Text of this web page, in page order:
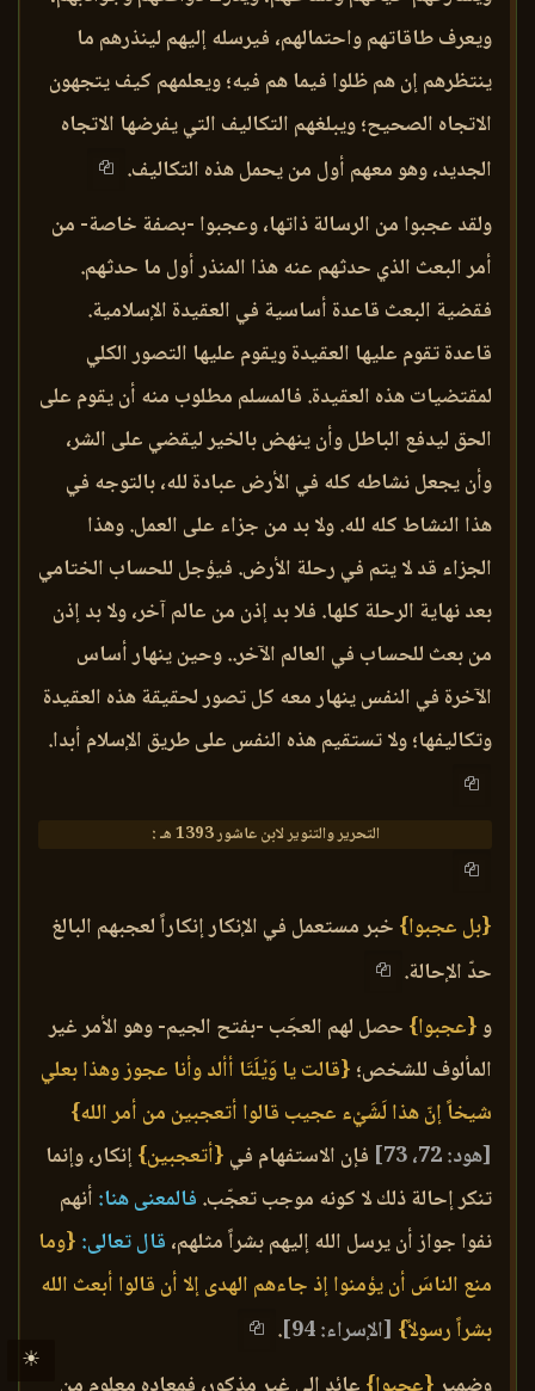
ويعرف طاقاتهم واحتمالهم، فيرسله إليهم لينذرهم ما
ينتظرهم إن هم ظلوا فيما هم فيه؛ ويعلمهم كيف يتجهون
الاتجاه الصحيح؛ ويبلغهم التكاليف التي يفرضها الاتجاه
الجديد، وهو معهم أول من يحمل هذه التكاليف.
ولقد عجبوا من الرسالة ذاتها، وعجبوا -بصفة خاصة- من
أمر البعث الذي حدثهم عنه هذا المنذر أول ما حدثهم.
فقضية البعث قاعدة أساسية في العقيدة الإسلامية.
قاعدة تقوم عليها العقيدة ويقوم عليها التصور الكلي
لمقتضيات هذه العقيدة. فالمسلم مطلوب منه أن يقوم على
الحق ليدفع الباطل وأن ينهض بالخير ليقضي على الشر،
وأن يجعل نشاطه كله في الأرض عبادة لله، بالتوجه في
هذا النشاط كله لله. ولا بد من جزاء على العمل. وهذا
الجزاء قد لا يتم في رحلة الأرض. فيؤجل للحساب الختامي
بعد نهاية الرحلة كلها. فلا بد إذن من عالم آخر، ولا بد إذن
من بعث للحساب في العالم الآخر.. وحين ينهار أساس
الآخرة في النفس ينهار معه كل تصور لحقيقة هذه العقيدة
وتكاليفها؛ ولا تستقيم هذه النفس على طريق الإسلام أبدا.
التحرير والتنوير لابن عاشور 1393 هـ :
{بل عجبوا} خبر مستعمل في الإنكار إنكاراً لعجبهم البالغ
حدّ الإحالة.
و{عجبوا} حصل لهم العجَب -بفتح الجيم- وهو الأمر غير
المألوف للشخص؛ {قالت يا وَيْلَتَا أألد وأنا عجوز وهذا بعلي
شيخاً إنّ هذا لَشَيْء عجيب قالوا أتعجبين من أمر الله}
[هود: 72، 73]
فإن الاستفهام في {أتعجبين}إنكار، وإنما
تنكر إحالة ذلك لا كونه موجب تعجّب. فالمعنى هنا: أنهم
نفوا جواز أن يرسل الله إليهم بشراً مثلهم، قال تعالى: {وما
منع الناسَ أن يؤمنوا إذ جاءهم الهدى إلا أن قالوا أبعث الله
بشراً رسولاً} [الإسراء: 94]
.
☀